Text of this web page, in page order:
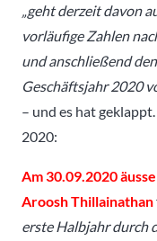
„geht derzeit davon
vorläufige Zahlen
und anschließend
Geschäftsjahr 2020
– und es hat
2020:
Am 30.09.2020
Aroosh Thillainathan
erste Halbjahr durch